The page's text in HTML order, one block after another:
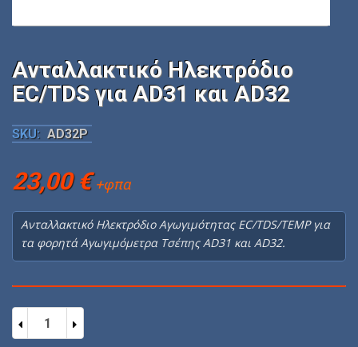
Ανταλλακτικό Ηλεκτρόδιο
EC/TDS για AD31 και AD32
SKU: AD32P
23,00€ +φπα
Ανταλλακτικό Ηλεκτρόδιο Αγωγιμότητας EC/TDS/TEMP για
τα φορητά Αγωγιμόμετρα Τσέπης AD31 και AD32.
Ανταλλακτικό
Ηλεκτρόδιο
EC/TDS